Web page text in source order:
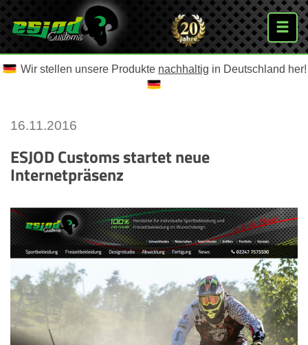
Wir stellen unsere Produkte nachhaltig in Deutschland her!
16.11.2016
ESJOD Customs startet neue
Internetpräsenz